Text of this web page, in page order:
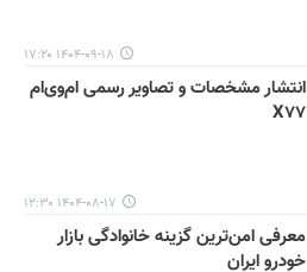
۱۴۰۴-۰۹-۱۸ ۱۷:۲۰
انتشار مشخصات و تصاویر رسمی ام‌وی‌ام
X۷۷
۱۴۰۴-۰۸-۱۷ ۱۲:۳۰
معرفی امن‌ترین گزینه خانوادگی بازار
خودرو ایران